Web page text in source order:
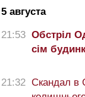
5 августа
21:53 Обстріл
сім
21:32 Скандал в